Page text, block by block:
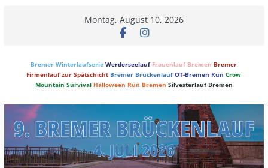
Montag, August 10, 2026
Bremer Winterlaufserie Werderseelauf Frauenlauf Bremen Bremer
Firmenlauf zur Spätschicht Bremer Brückenlauf OT-Bremen Run Crow
Mountain Survival Halloween Run Bremen Silvesterlauf Bremen